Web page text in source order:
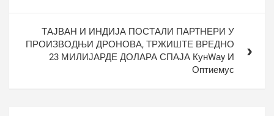
ТАЈВАН И ИНДИЈА ПОСТАЛИ ПАРТНЕРИ У
ПРОИЗВОДЊИ ДРОНОВА, ТРЖИШТЕ ВРЕДНО
23 МИЛИЈАРДЕ ДОЛАРА СПАЈА КунWаy И
Оптиемус